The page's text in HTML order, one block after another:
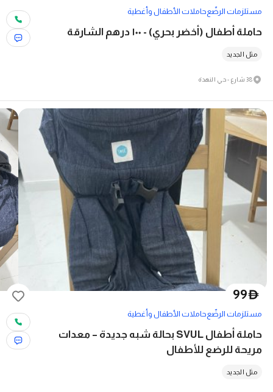
مستلزمات الرضّعحاملات الأطفال وأغطية
حاملة أطفال (أخضر بحري) - ١٠٠ درهم الشارقة
مثل الجديد
38 شارع - حي النهدة
D
99
مستلزمات الرضّعحاملات الأطفال وأغطية
حاملة أطفال SVUL بحالة شبه جديدة – معدات
مريحة للرضع للأطفال
مثل الجديد